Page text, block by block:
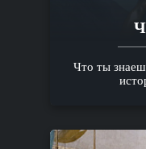
Что ты